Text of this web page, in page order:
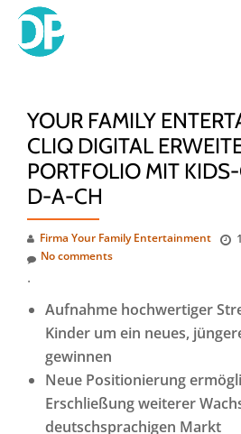
Skip
YOUR FAMILY
CLIQ DIGITAL
PORTFOLIO MIT
D-A-CH
Firma Your Family Entertainment
No comments
.
Aufnahme hochwertiger
Kinder um ein neues,
gewinnen
Neue Positionierung
Erschließung weiterer
deutschsprachigen Markt